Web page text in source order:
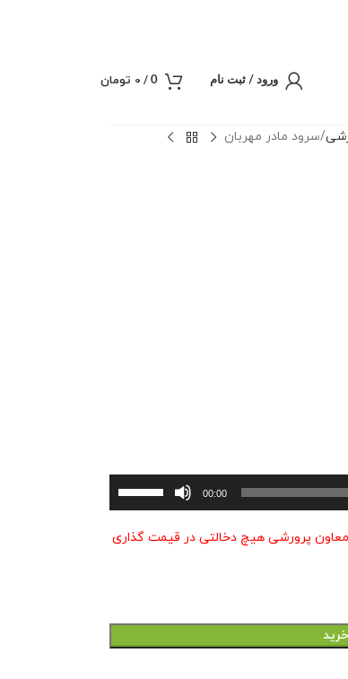
ورود / ثبت نام 0
/
0 تومان
سرود مادر مهربان
00:00
کاهش
بالا
پرورشی هیچ دخالتی در قیمت گذاری